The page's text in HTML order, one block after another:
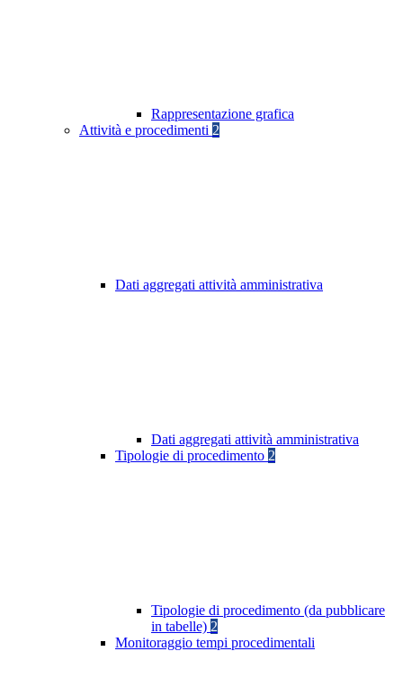
Rappresentazione grafica
Attività e procedimenti 2
Dati aggregati attività amministrativa
Dati aggregati attività amministrativa
Tipologie di procedimento 2
Tipologie di procedimento (da pubblicare
in tabelle) 2
Monitoraggio tempi procedimentali